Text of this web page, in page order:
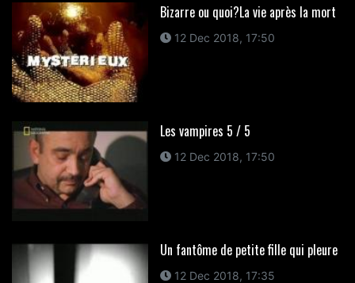
Bizarre ou quoi?La vie après la mort
12 Dec 2018, 17:50
Les vampires 5 / 5
12 Dec 2018, 17:50
Un fantôme de petite fille qui pleure
12 Dec 2018, 17:35